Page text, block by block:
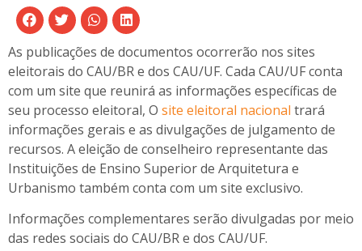
As publicações de documentos ocorrerão nos sites
eleitorais do CAU/BR e dos CAU/UF. Cada CAU/UF conta
com um site que reunirá as informações específicas de
seu processo eleitoral, O site eleitoral nacional trará
informações gerais e as divulgações de julgamento de
recursos. A eleição de conselheiro representante das
Instituições de Ensino Superior de Arquitetura e
Urbanismo também conta com um site exclusivo.
Informações complementares serão divulgadas por meio
das redes sociais do CAU/BR e dos CAU/UF.